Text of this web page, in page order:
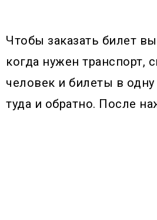
Чтобы заказать билет
когда нужен транспорт,
человек и билеты в одну
туда и обратно. После